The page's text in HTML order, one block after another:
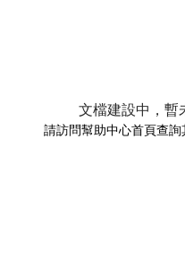
文檔建設中，暫
請訪問幫助中心首頁查